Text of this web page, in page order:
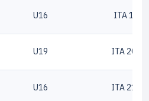
U16 ITA
U19 ITA
U16 ITA